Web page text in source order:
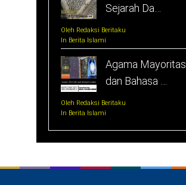
Sejarah Da…
Oleh Redaksi Beritaku
In Berita Islami
Agama Mayoritas
dan Bahasa …
Oleh Redaksi Beritaku
In Berita Islami